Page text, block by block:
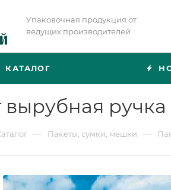
Упаковочная продукция от
ведущих производителей
КАТАЛОГ
вырубная
— Пакеты, сумки, мешки —